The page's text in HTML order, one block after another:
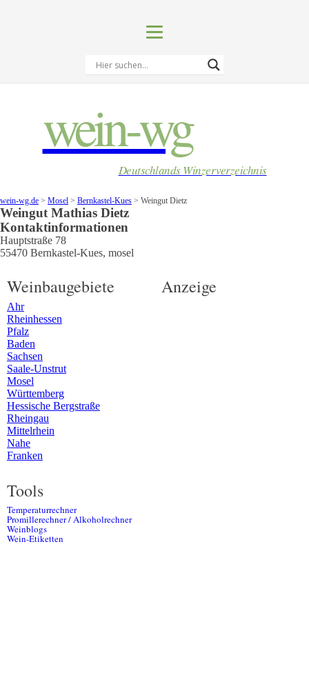
wein-wg
Deutschlands Winzerverzeichnis
wein-wg.de > Mosel > Bernkastel-Kues > Weingut Dietz
Weingut Mathias Dietz
Kontaktinformationen
Hauptstraße 78
55470 Bernkastel-Kues, mosel
Weinbaugebiete
Ahr
Rheinhessen
Pfalz
Baden
Sachsen
Saale-Unstrut
Mosel
Württemberg
Hessische Bergstraße
Rheingau
Mittelrhein
Nahe
Franken
Tools
Temperaturrechner
Promillerechner / Alkoholrechner
Weinblogs
Wein-Etiketten
Anzeige